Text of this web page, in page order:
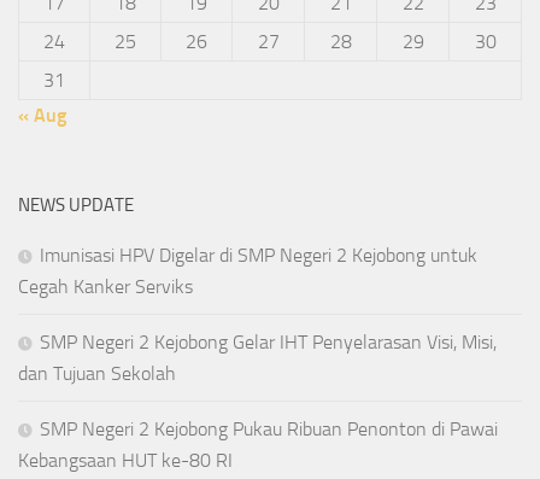
24
25 26 27 28 29
30
31
« Aug
NEWS UPDATE
Imunisasi HPV Digelar di SMP Negeri 2 Kejobong untuk
Cegah Kanker Serviks
SMP Negeri 2 Kejobong Gelar IHT Penyelarasan Visi, Misi,
dan Tujuan Sekolah
SMP Negeri 2 Kejobong Pukau Ribuan Penonton di Pawai
Kebangsaan HUT ke-80 RI